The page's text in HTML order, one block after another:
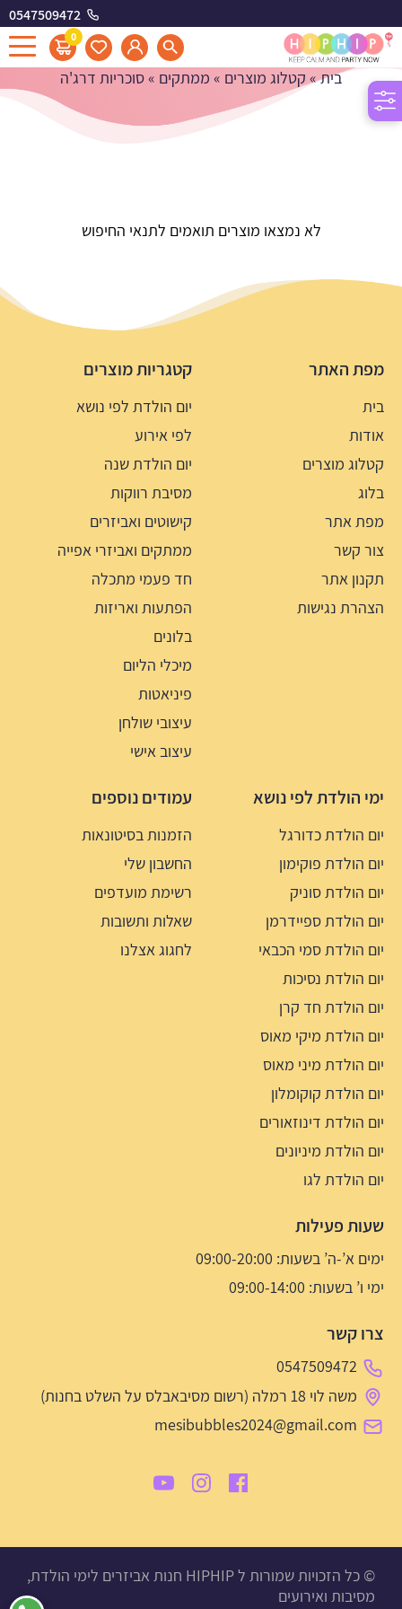
0547509472
0 סוכריות דרג'ה
בית» קטלוג מוצרים » ממתקים »סוכריות דרג'ה
לא נמצאו מוצרים תואמים לתנאי החיפוש
מפת האתר
בית
אודות
קטלוג מוצרים
בלוג
מפת אתר
צור קשר
תקנון אתר
הצהרת נגישות
קטגריות מוצרים
יום הולדת לפי נושא
לפי אירוע
יום הולדת שנה
מסיבת רווקות
קישוטים ואביזרים
ממתקים ואביזרי אפייה
חד פעמי מתכלה
הפתעות ואריזות
בלונים
מיכלי הליום
פיניאטות
עיצובי שולחן
עיצוב אישי
ימי הולדת לפי נושא
יום הולדת כדורגל
יום הולדת פוקימון
יום הולדת סוניק
יום הולדת ספיידרמן
יום הולדת סמי הכבאי
יום הולדת נסיכות
יום הולדת חד קרן
יום הולדת מיקי מאוס
יום הולדת מיני מאוס
יום הולדת קוקומלון
יום הולדת דינוזאורים
יום הולדת מיניונים
יום הולדת לגו
עמודים נוספים
הזמנות בסיטונאות
החשבון שלי
רשימת מועדפים
שאלות ותשובות
לחגוג אצלנו
שעות פעילות
ימים א’-ה’ בשעות: 09:00-20:00
ימי ו’ בשעות: 09:00-14:00
צרו קשר
0547509472
משה לוי 18 רמלה (רשום מסיבאבלס על השלט בחנות)
mesibubbles2024@gmail.com
© כל הזכויות שמורות ל HIPHIP חנות אביזרים לימי הולדת,
מסיבות ואירועים